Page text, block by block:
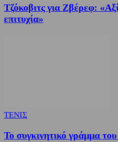
Τζόκοβιτς για Ζβέρεφ:
επιτυχία»
ΤΕΝΙΣ
Το συγκινητικό γράμμα